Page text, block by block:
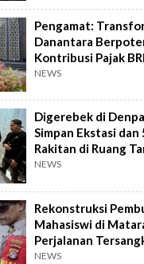
Pengamat:
Danantara
Kontribusi Pajak
NEWS
Digerebek di
Simpan Ekstasi dan
Rakitan di Ruang
NEWS
Rekonstruksi
Mahasiswi di
Perjalanan
Korban
NEWS